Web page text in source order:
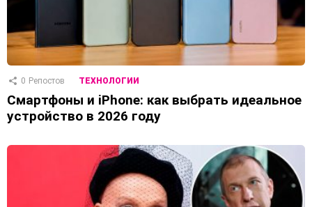
0 Репостов ТЕХНОЛОГИИ
Смартфоны и iPhone: как выбрать идеальное
устройство в 2026 году